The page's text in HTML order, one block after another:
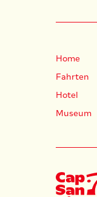
Home
Fahrten
Hotel
Museum